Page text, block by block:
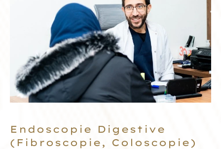
Endoscopie Digestive
(Fibroscopie, Coloscopie) ​